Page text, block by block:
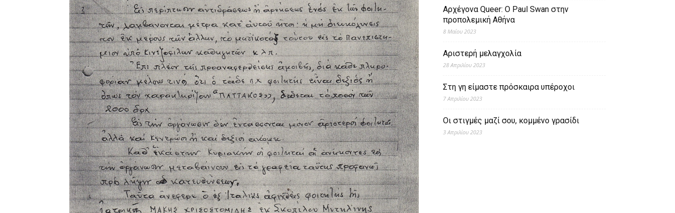
Αρχέγονα Queer: O Paul Swan στην
προπολεμική Αθήνα
8 Μαΐου 2023
Αριστερή μελαγχολία
28 Απριλίου 2023
Στη γη είμαστε πρόσκαιρα υπέροχοι
7 Απριλίου 2023
Οι στιγμές μαζί σου, κομμένο γρασίδι
3 Απριλίου 2023